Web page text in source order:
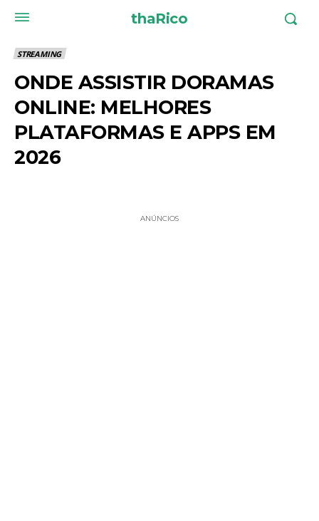
thaRico
STREAMING
ONDE ASSISTIR DORAMAS
ONLINE: MELHORES
PLATAFORMAS E APPS EM
2026
ANÚNCIOS